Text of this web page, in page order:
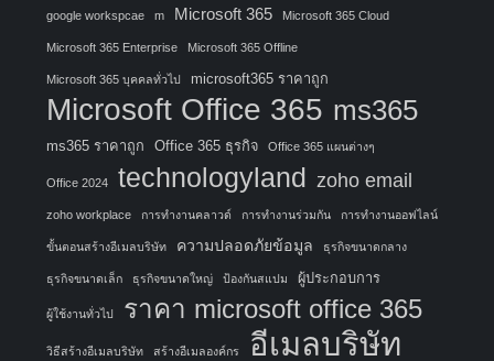
google workspcae m Microsoft 365 Microsoft 365 Cloud
Microsoft 365 Enterprise Microsoft 365 Offline
Microsoft 365 บุคคลทั่วไป microsoft365 ราคาถูก
Microsoft Office 365 ms365
ms365 ราคาถูก Office 365 ธุรกิจ Office 365 แผนต่างๆ
Office 2024 technologyland zoho email
zoho workplace การทำงานคลาวด์ การทำงานร่วมกัน การทำงานออฟไลน์
ขั้นตอนสร้างอีเมลบริษัท ความปลอดภัยข้อมูล ธุรกิจขนาดกลาง
ธุรกิจขนาดเล็ก ธุรกิจขนาดใหญ่ ป้องกันสแปม ผู้ประกอบการ
ผู้ใช้งานทั่วไป ราคา microsoft office 365
วิธีสร้างอีเมลบริษัท สร้างอีเมลองค์กร อีเมลบริษัท